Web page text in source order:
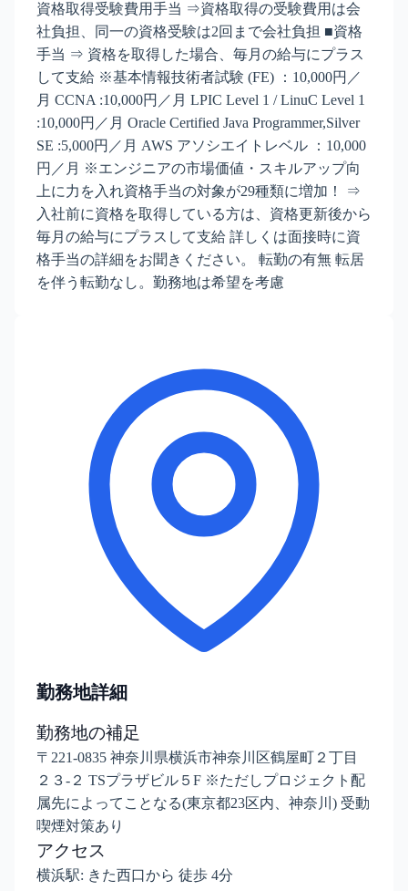
資格取得受験費用手当 ⇒資格取得の受験費用は会
社負担、同一の資格受験は2回まで会社負担 ■資格
手当 ⇒ 資格を取得した場合、毎月の給与にプラス
して支給 ※基本情報技術者試験 (FE) ：10,000円／
月 CCNA :10,000円／月 LPIC Level 1 / LinuC Level 1
:10,000円／月 Oracle Certified Java Programmer,Silver
SE :5,000円／月 AWS アソシエイトレベル ：10,000
円／月 ※エンジニアの市場価値・スキルアップ向
上に力を入れ資格手当の対象が29種類に増加！ ⇒
入社前に資格を取得している方は、資格更新後から
毎月の給与にプラスして支給 詳しくは面接時に資
格手当の詳細をお聞きください。 転勤の有無 転居
を伴う転勤なし。勤務地は希望を考慮
勤務地詳細
勤務地の補足
〒221-0835 神奈川県横浜市神奈川区鶴屋町２丁目
２３-２ TSプラザビル５F ※ただしプロジェクト配
属先によってことなる(東京都23区内、神奈川) 受動
喫煙対策あり
アクセス
横浜駅: きた西口から 徒歩 4分